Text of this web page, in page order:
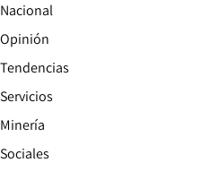
Nacional
Opinión
Tendencias
Servicios
Minería
Sociales